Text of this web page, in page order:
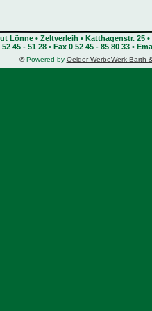
Lönne • Zeltverleih • Katthagenstr. 25 •
52 45 - 51 28 • Fax 0 52 45 - 85 80 33•
©Powered by Oelder WerbeWerk Barth